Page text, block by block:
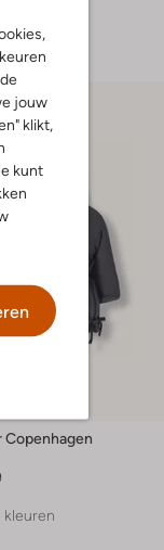
jouw
klikt,
kunt
kleuren
Copenhagen
kleuren